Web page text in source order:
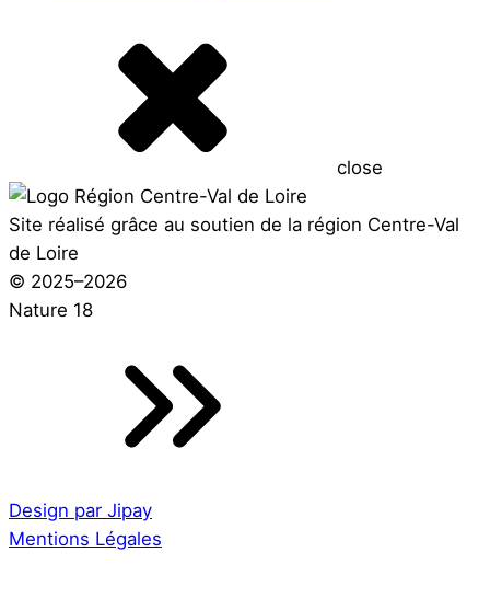
close
Site réalisé grâce au soutien de la région Centre-Val
de Loire
© 2025–2026
Nature 18
Design par Jipay
Mentions Légales